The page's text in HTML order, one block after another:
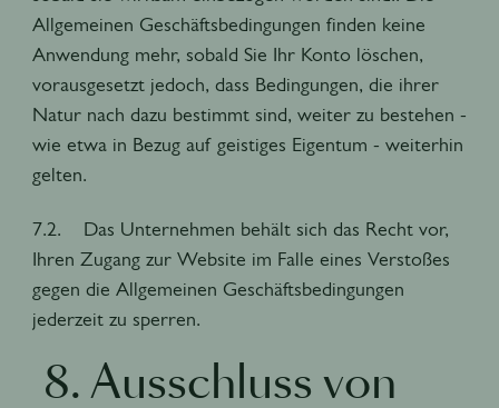
Allgemeinen Geschäftsbedingungen finden keine
Anwendung mehr, sobald Sie Ihr Konto löschen,
vorausgesetzt jedoch, dass Bedingungen, die ihrer
Natur nach dazu bestimmt sind, weiter zu bestehen -
wie etwa in Bezug auf geistiges Eigentum - weiterhin
gelten.
7.2. Das Unternehmen behält sich das Recht vor,
Ihren Zugang zur Website im Falle eines Verstoßes
gegen die Allgemeinen Geschäftsbedingungen
jederzeit zu sperren.
8. Ausschluss von